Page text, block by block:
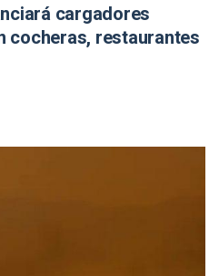
cargadores
cocheras, restaurantes